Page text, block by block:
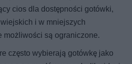
cios dla dostępności gotówki,
i w mniejszych
możliwości są ograniczone.
często wybierają gotówkę jako